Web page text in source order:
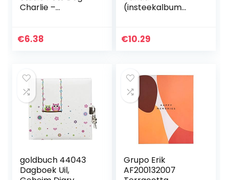
Charlie –
€6.38
(insteekalbum
cm,
€10.29
goldbuch 44043
Dagboek Uil,
Grupo Erik
AF200132007